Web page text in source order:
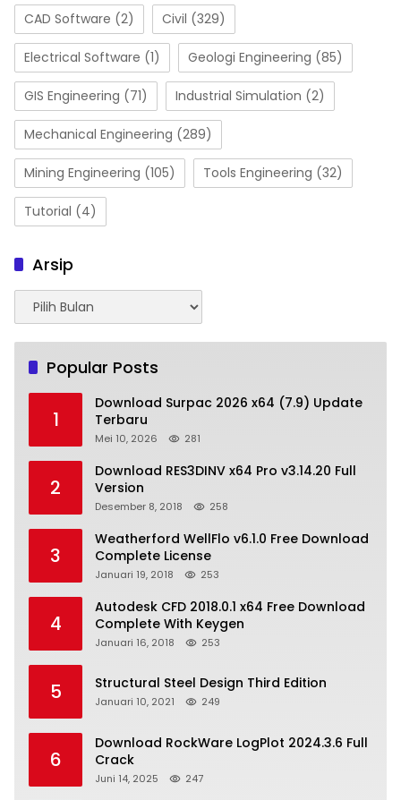
CAD Software (2) Civil (329)
Electrical Software (1) Geologi Engineering (85)
GIS Engineering (71) Industrial Simulation (2)
Mechanical Engineering (289)
Mining Engineering (105) Tools Engineering (32)
Tutorial (4)
Arsip
Arsip
Popular Posts
1
Download Surpac 2026 x64 (7.9) Update
Terbaru
Mei 10, 2026 281
2
Download RES3DINV x64 Pro v3.14.20 Full
Version
Desember 8, 2018 258
3
Weatherford WellFlo v6.1.0 Free Download
Complete License
Januari 19, 2018 253
4
Autodesk CFD 2018.0.1 x64 Free Download
Complete With Keygen
Januari 16, 2018 253
5 Structural Steel Design Third Edition
Januari 10, 2021 249
6
Download RockWare LogPlot 2024.3.6 Full
Crack
Juni 14, 2025 247